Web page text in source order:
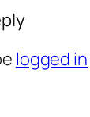
logged in